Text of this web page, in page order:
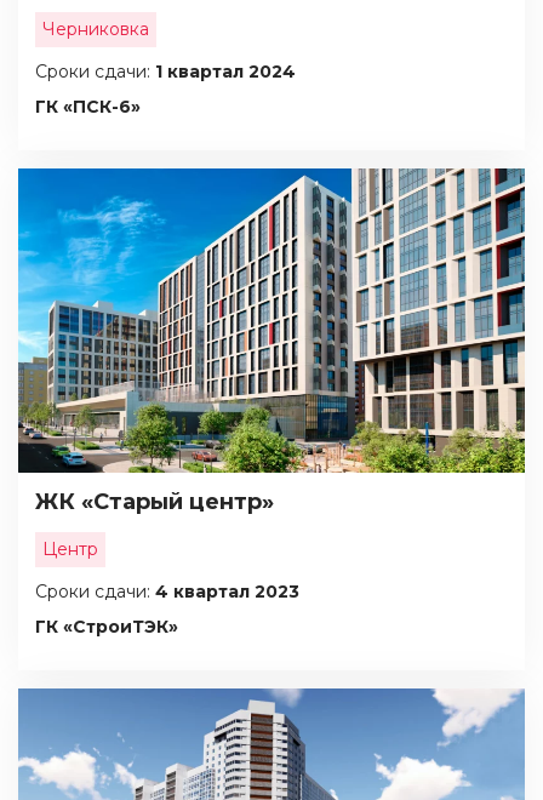
Черниковка
Сроки сдачи: 1 квартал 2024
ГК «ПСК-6»
ЖК «Старый центр»
Центр
Сроки сдачи: 4 квартал 2023
ГК «СтроиТЭК»